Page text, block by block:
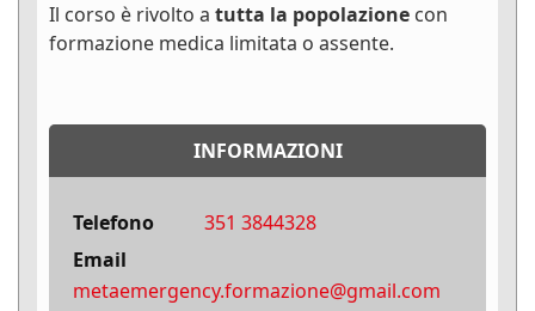
Il corso è rivolto a tutta la popolazione con
formazione medica limitata o assente.
INFORMAZIONI
Telefono
351 3844328
Email
metaemergency.formazione@gmail.com